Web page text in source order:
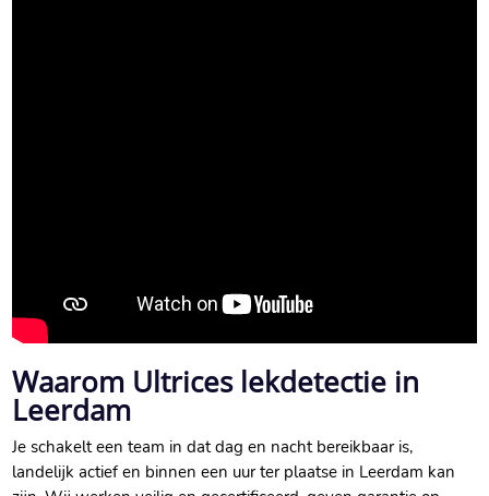
Waarom Ultrices lekdetectie in
Leerdam
Je schakelt een team in dat dag en nacht bereikbaar is,
landelijk actief en binnen een uur ter plaatse in Leerdam kan